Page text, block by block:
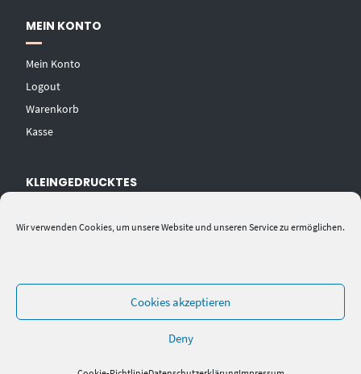
Wir verwenden Cookies, um unsere Website und unseren Service zu ermöglichen.
Cookies akzeptieren
Deny
MEIN KONTO
Mein Konto
Logout
Warenkorb
Kasse
KLEINGEDRUCKTES
Impressum